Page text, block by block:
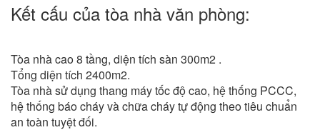
Kết cấu của tòa nhà văn phòng:
Tòa nhà cao 8 tầng, diện tích sàn 300m2 .
Tổng diện tích 2400m2.
Tòa nhà sử dụng thang máy tốc độ cao, hệ thống PCCC,
hệ thống báo cháy và chữa cháy tự động theo tiêu chuẩn
an toàn tuyệt đối.